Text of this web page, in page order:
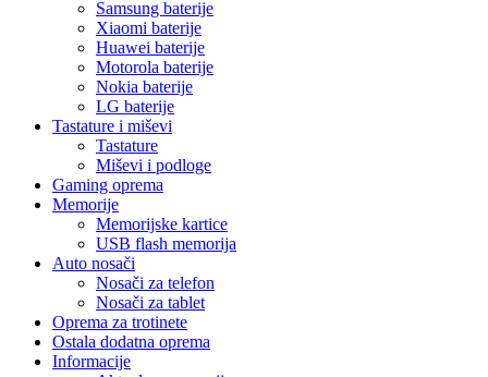
Samsung baterije
Xiaomi baterije
Huawei baterije
Motorola baterije
Nokia baterije
LG baterije
Tastature i miševi
Tastature
Miševi i podloge
Gaming oprema
Memorije
Memorijske kartice
USB flash memorija
Auto nosači
Nosači za telefon
Nosači za tablet
Oprema za trotinete
Ostala dodatna oprema
Informacije